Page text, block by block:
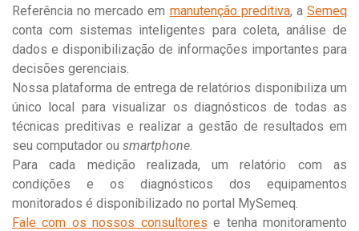
Referência no mercado em manutenção preditiva, aSemeq
conta com sistemas inteligentes para coleta, análise de
dados e disponibilização de informações importantes para
decisões gerenciais.
Nossa plataforma de entrega de relatórios disponibiliza um
único local para visualizar os diagnósticos de todas as
técnicas preditivas e realizar a gestão de resultados em
seu computador ou smartphone.
Para cada medição realizada, um relatório com as
condições e os diagnósticos dos equipamentos
monitorados é disponibilizado no portal MySemeq.
Fale com os nossos consultores e tenha monitoramento